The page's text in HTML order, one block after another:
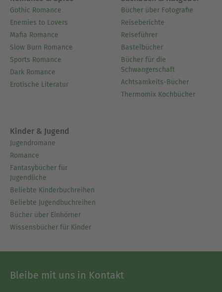
und Leser in die Welt des antiken Roms entführt:
»Tod und Spiele«, »Eines jeden Kreuz«, »Wisse,
dass du sterblich bist« und »Gewinne der Götter
Gunst«.
Ausblenden
Gothic Romance
Enemies to Lovers
Mafia Romance
Slow Burn Romance
Sports Romance
Dark Romance
Erotische Literatur
Bücher über Fotografie
Reiseberichte
Reiseführer
Bastelbücher
Bücher für die
Schwangerschaft
Achtsamkeits-Bücher
Thermomix Kochbücher
Kinder & Jugend
Jugendromane
Romance
Fantasybücher für
Jugendliche
Beliebte Kinderbuchreihen
Beliebte Jugendbuchreihen
Bücher über Einhörner
Wissensbücher für Kinder
Bleibe mit uns in Kontakt